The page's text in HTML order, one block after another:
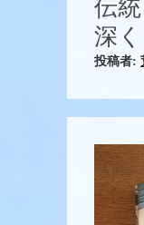
伝
深
投稿者: